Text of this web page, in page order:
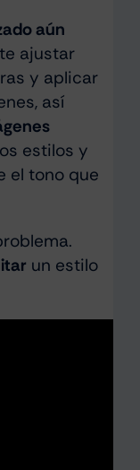
aún
ajustar
y aplicar
así
estilos y
el tono que
un estilo